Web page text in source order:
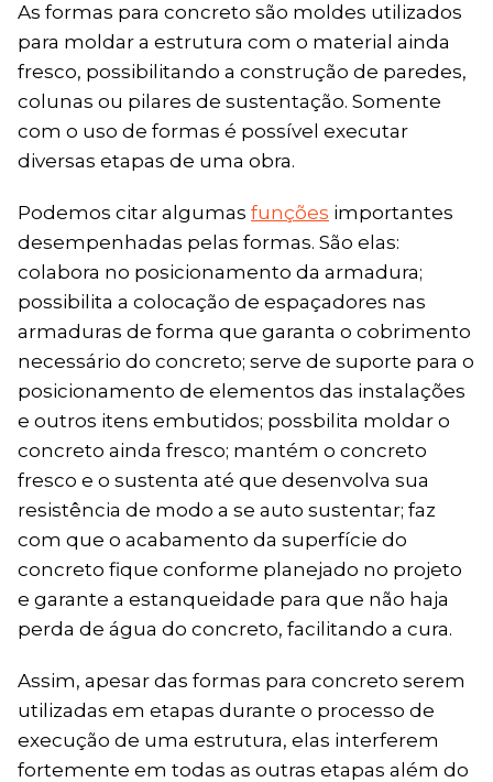
As formas para concreto são moldes utilizados
para moldar a estrutura com o material ainda
fresco, possibilitando a construção de paredes,
colunas ou pilares de sustentação. Somente
com o uso de formas é possível executar
diversas etapas de uma obra.
Podemos citar algumas funções importantes
desempenhadas pelas formas. São elas:
colabora no posicionamento da armadura;
possibilita a colocação de espaçadores nas
armaduras de forma que garanta o cobrimento
necessário do concreto; serve de suporte para o
posicionamento de elementos das instalações
e outros itens embutidos; possbilita moldar o
concreto ainda fresco; mantém o concreto
fresco e o sustenta até que desenvolva sua
resistência de modo a se auto sustentar; faz
com que o acabamento da superfície do
concreto fique conforme planejado no projeto
e garante a estanqueidade para que não haja
perda de água do concreto, facilitando a cura.
Assim, apesar das formas para concreto serem
utilizadas em etapas durante o processo de
execução de uma estrutura, elas interferem
fortemente em todas as outras etapas além do